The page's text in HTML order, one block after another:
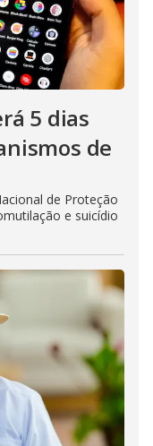
5 dias
de
de Proteção
e suicídio